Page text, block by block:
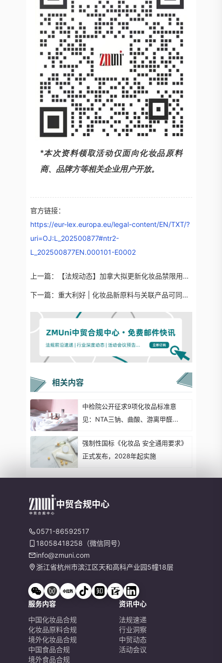
*本次资料领取活动仅面向化妆品原料
商、品牌方等相关企业用户开放。
官方链接：
https://eur-lex.europa.eu/legal-content/EN/TXT/?
uri=OJ:L_202500877#ntr2-
L_202500877EN.000101-E0002
上一篇： 【法规动态】加拿大拟更新化妆品禁限用成分清单（Hotlist）的通知
下一篇： 重大利好 | 化妆品新原料与关联产品可同步申报
相关内容
中检院公开征求9项化妆品标准意
见：NTA三钠、曲酸、游离甲醛...
强制性国标《化妆品 安全通用要求》
正式发布，2028年起实施
中贸合规中心
0571-86592517
18058418258（微信同号）
info@zmuni.com
浙江省杭州市滨江区天和高科产业园5幢18层
服务内容
中国化妆品合规
化妆品原料合规
境外化妆品合规
中国食品合规
境外食品合规
资讯中心
法规速递
行业洞察
中贸动态
活动会议